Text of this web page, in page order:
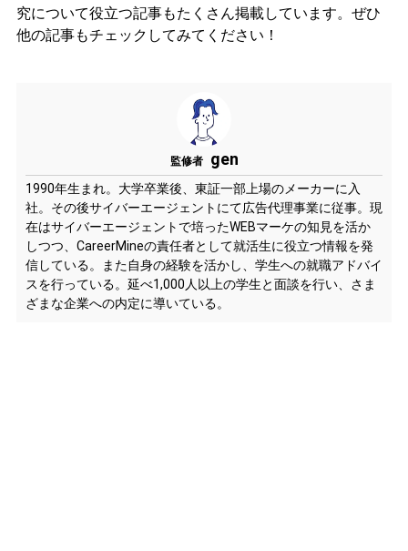
究について役立つ記事もたくさん掲載しています。ぜひ
他の記事もチェックしてみてください！
監修者 gen
1990年生まれ。大学卒業後、東証一部上場のメーカーに入
社。その後サイバーエージェントにて広告代理事業に従事。現
在はサイバーエージェントで培ったWEBマーケの知見を活か
しつつ、CareerMineの責任者として就活生に役立つ情報を発
信している。また自身の経験を活かし、学生への就職アドバイ
スを行っている。延べ1,000人以上の学生と面談を行い、さま
ざまな企業への内定に導いている。